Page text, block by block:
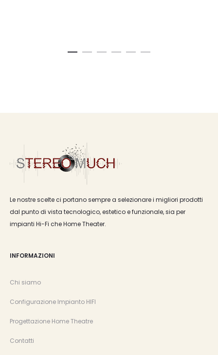
Le nostre scelte ci portano sempre a selezionare i migliori prodotti
dal punto di vista tecnologico, estetico e funzionale, sia per
impianti Hi-Fi che Home Theater.
INFORMAZIONI
Chi siamo
Configurazione Impianto HIFI
Progettazione Home Theatre
Contatti